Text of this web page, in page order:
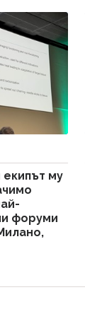
екипът му
форуми